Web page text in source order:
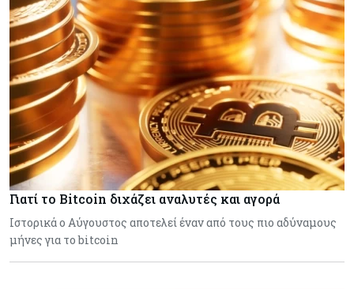
Γιατί το Bitcoin διχάζει αναλυτές και αγορά
Ιστορικά ο Αύγουστος αποτελεί έναν από τους πιο αδύναμους
μήνες για το bitcoin